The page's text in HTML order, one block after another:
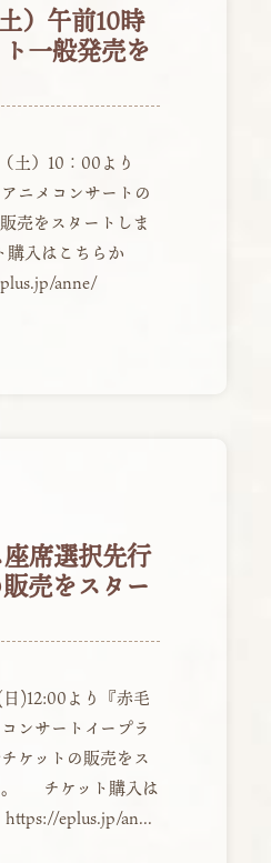
）午前10時
一般発売を
土）10：00より
ニメコンサートの
売をスタートしま
入はこちらか
anne/
席選択先行
売をスター
)12:00より『赤毛
ンサートイープラ
ケットの販売をス
。 チケット購入は
eplus.jp/an...